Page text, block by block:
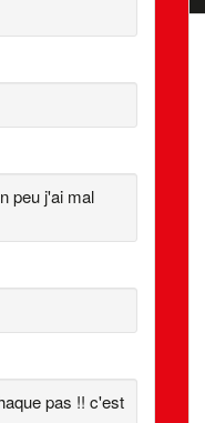
peu j'ai mal
pas !! c'est